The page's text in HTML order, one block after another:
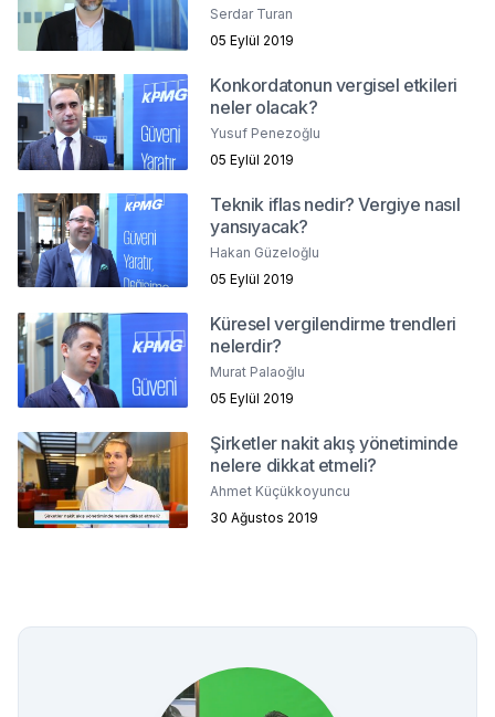
Serdar Turan
05 Eylül 2019
Konkordatonun vergisel etkileri
neler olacak?
Yusuf Penezoğlu
05 Eylül 2019
Teknik iflas nedir? Vergiye nasıl
yansıyacak?
Hakan Güzeloğlu
05 Eylül 2019
Küresel vergilendirme trendleri
nelerdir?
Murat Palaoğlu
05 Eylül 2019
Şirketler nakit akış yönetiminde
nelere dikkat etmeli?
Ahmet Küçükkoyuncu
30 Ağustos 2019